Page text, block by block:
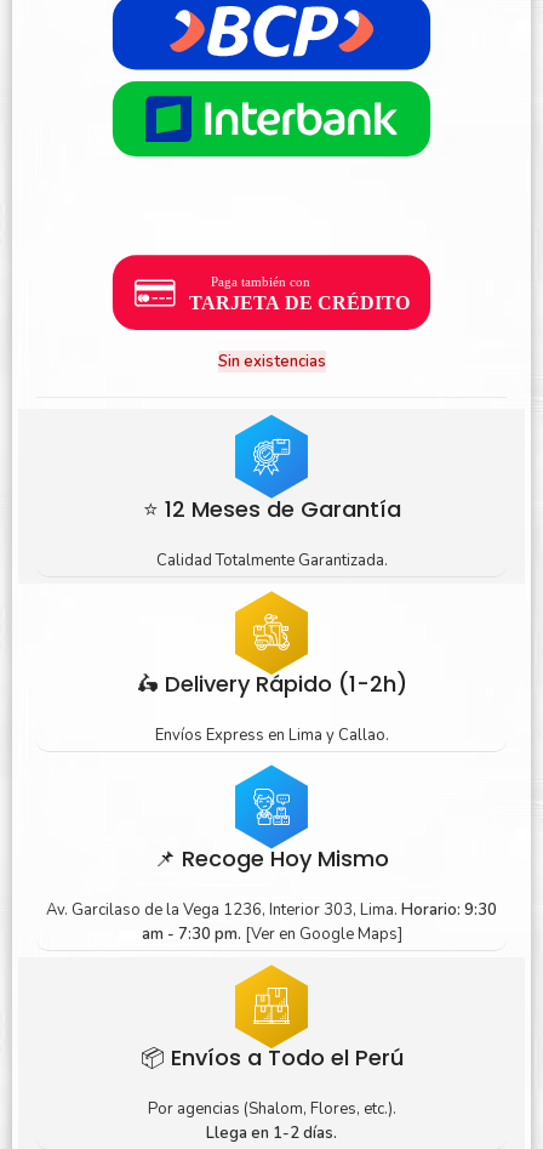
Sin existencias
⭐ 12 Meses de Garantía
Calidad Totalmente Garantizada.
🛵 Delivery Rápido (1-2h)
Envíos Express en Lima y Callao.
📌 Recoge Hoy Mismo
Av. Garcilaso de la Vega 1236, Interior 303, Lima. Horario: 9:30
am - 7:30 pm. [Ver en Google Maps]
📦 Envíos a Todo el Perú
Por agencias (Shalom, Flores, etc.).
Llega en 1-2 días.